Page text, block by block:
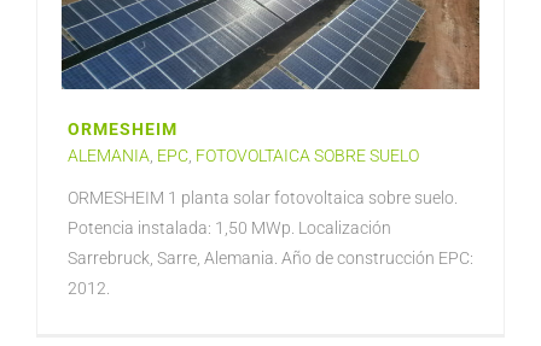
ORMESHEIM
ALEMANIA EPC FOTOVOLTAICA SOBRE SUELO
ORMESHEIM 1 planta solar fotovoltaica sobre suelo.
Potencia instalada: 1,50 MWp. Localización
Sarrebruck, Sarre, Alemania. Año de construcción EPC:
2012.